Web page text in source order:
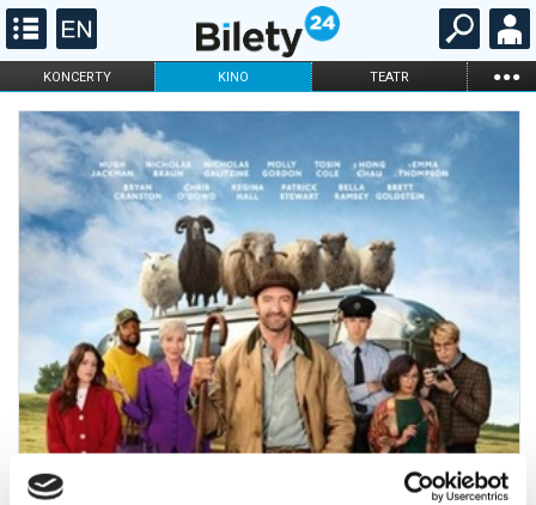
KONCERTY KINO TEATR ...
FILHARMONIA OPERA I BALET
DLA DZIECI
KARNETY